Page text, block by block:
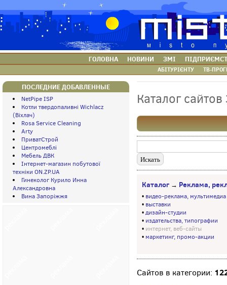
ГОЛОВНА НОВИНИ ЗМІ
АБІТУРІЄНТУ ТВ-
ПОСЛЕДНИЕ ДОБАВЛЕННЫЕ
NetPipe ISP
Котли твердопаливні Wichlacz
(Віхлач)
Rosa Service Cleaning
Arty
ПриватСтрой
Центромеблі
Мебель ДВК
Інтернет-магазин побутової
техніки ON.ZP.UA
Гинеколог Курило Инна
Александровна
Вина Запоріжжя
Каталог
Каталог → Реклама,
• видео-реклама, мультимедиа
• выставки
•дизайн-студии
• издательства, типографии
• интернет, веб-сайты
• маркетинг, промо-акции
Сайтов в категории: